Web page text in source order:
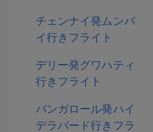
チェンナイ発ムンバ
イ行きフライト
デリー発グワハティ
行きフライト
バンガロール発ハイ
デラバード行きフラ